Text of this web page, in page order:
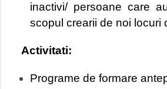
inactivi/ persoane care
scopul crearii de noi locuri
Activitati:
Programe de formare